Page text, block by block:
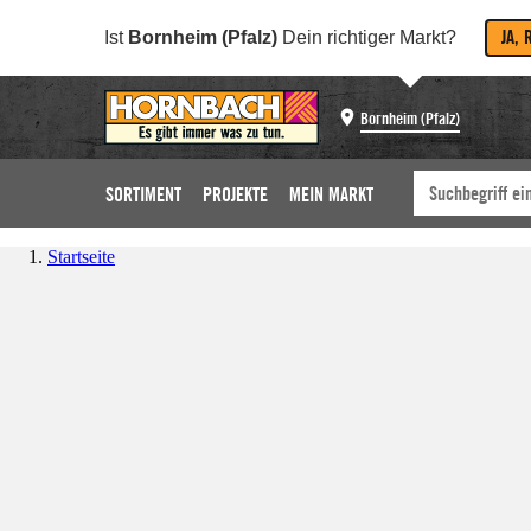
Ist Bornheim (Pfalz) Dein richtiger Markt? JA,
Bornheim (Pfalz)
SORTIMENT PROJEKTE MEIN MARKT
Startseite